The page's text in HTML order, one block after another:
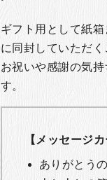
ギフト用として紙
に同封していただく
お祝いや感謝の気
す。
【メッセージ
ありがとう